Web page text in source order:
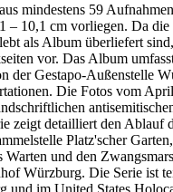
mindestens 59
– 10,1 cm vorliegen. Da
als Album überliefert
vor. Das Album
der Gestapo-Außenstelle
Die Fotos vom
zeigt detailliert den Ablauf
Platz'scher
Warten und den
Würzburg. Die Serie ist
und im United States